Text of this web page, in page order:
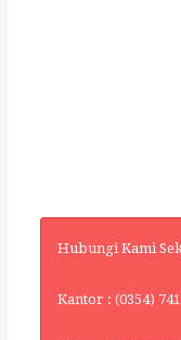
Hubungi Kami
Kantor : (0354)